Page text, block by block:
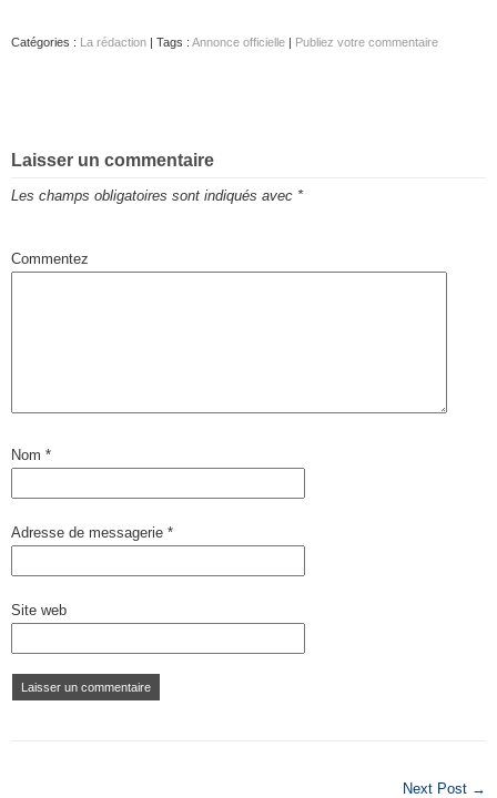
Catégories : La rédaction | Tags : Annonce officielle Publiez votre commentaire
Laisser un commentaire
Les champs obligatoires sont indiqués avec *
Commentez
Nom *
Adresse de messagerie *
Site web
Next Post →